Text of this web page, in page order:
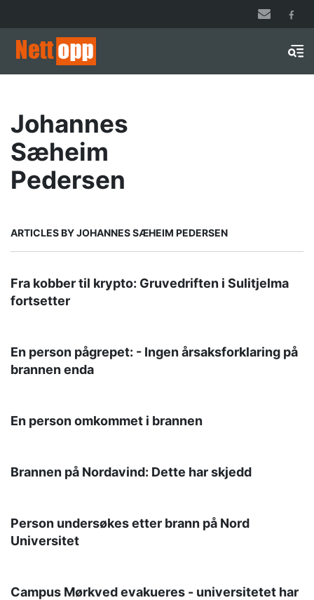
til
hovedinnhold
Johannes
Sæheim
Pedersen
ARTICLES BY JOHANNES SÆHEIM PEDERSEN
Fra kobber til krypto: Gruvedriften i Sulitjelma
fortsetter
En person pågrepet: - Ingen årsaksforklaring på
brannen enda
En person omkommet i brannen
Brannen på Nordavind: Dette har skjedd
Person undersøkes etter brann på Nord
Universitet
Campus Mørkved evakueres - universitetet har